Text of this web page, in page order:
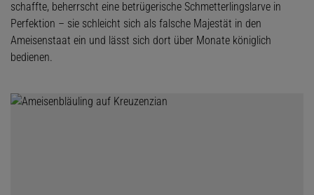
schaffte, beherrscht eine betrügerische Schmetterlingslarve in
Perfektion – sie schleicht sich als falsche Majestät in den
Ameisenstaat ein und lässt sich dort über Monate königlich
bedienen.